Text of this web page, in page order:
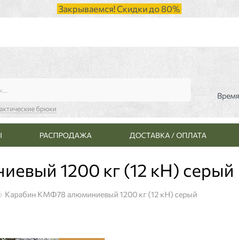
Закрываемся! Скидки до 80%
брюки
РАСПРОДАЖА ДОСТАВКА / ОПЛАТА
1200 кг (12 кН) серый
Карабин КМФ78 алюминиевый 1200 кг (12 кН) серый